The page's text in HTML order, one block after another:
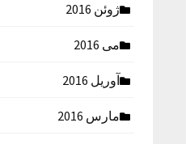
ژوئن 2016
می 2016
آوریل 2016
مارس 2016